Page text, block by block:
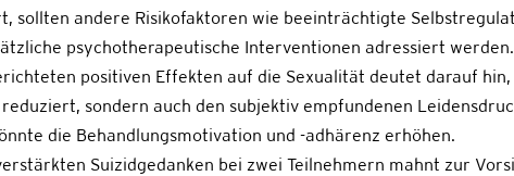
sollten andere Risikofaktoren wie beeinträchtigte
psychotherapeutische Interventionen adressiert werden.
positiven Effekten auf die Sexualität deutet darauf
sondern auch den subjektiv empfundenen
die Behandlungsmotivation und -adhärenz erhöhen.
Suizidgedanken bei zwei Teilnehmern mahnt zur